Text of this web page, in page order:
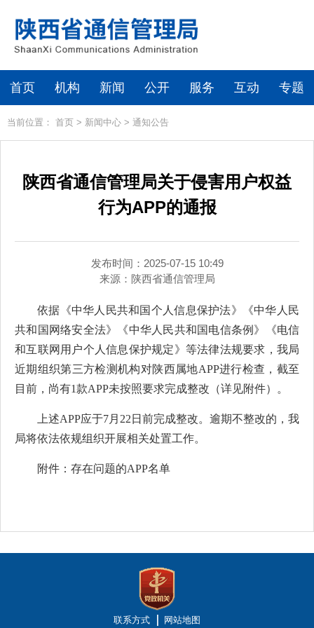
首页 机构 新闻 公开 服务 互动 专题
当前位置： 首页 > 新闻中心 > 通知公告
陕西省通信管理局关于侵害用户权益
行为APP的通报
发布时间：2025-07-15 10:49
来源： 陕西省通信管理局
依据《中华人民共和国个人信息保护法》《中华人民
共和国网络安全法》《中华人民共和国电信条例》《电信
和互联网用户个人信息保护规定》等法律法规要求，我局
近期组织第三方检测机构对陕西属地APP进行检查，截至
目前，尚有1款APP未按照要求完成整改（详见附件）。
上述APP应于7月22日前完成整改。逾期不整改的，我
局将依法依规组织开展相关处置工作。
附件： 存在问题的APP名单
联系方式 网站地图